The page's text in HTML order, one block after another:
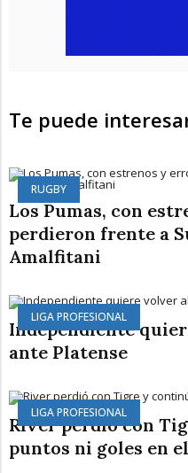
Te puede
RUGBY
Los Pumas, con
perdieron frente a
Amalfitani
LIGA PROFESIONAL
Independiente
ante Platense
LIGA PROFESIONAL
River perdió con
puntos ni goles en